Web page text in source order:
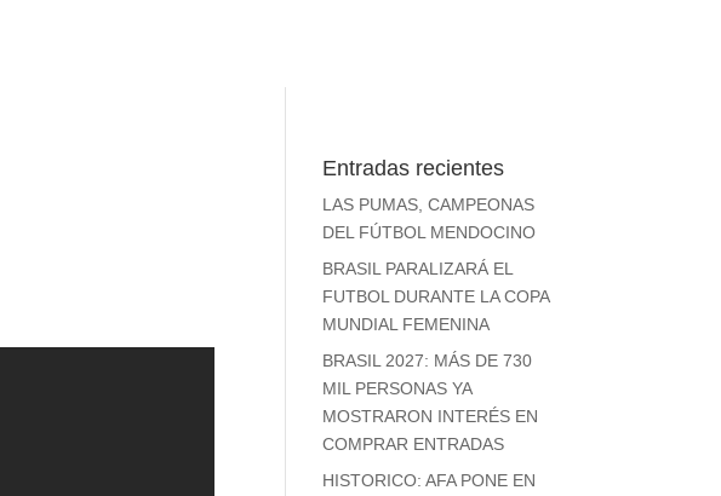
Entradas recientes
LAS PUMAS, CAMPEONAS
DEL FÚTBOL MENDOCINO
BRASIL PARALIZARÁ EL
FUTBOL DURANTE LA COPA
MUNDIAL FEMENINA
BRASIL 2027: MÁS DE 730
MIL PERSONAS YA
MOSTRARON INTERÉS EN
COMPRAR ENTRADAS
HISTORICO: AFA PONE EN